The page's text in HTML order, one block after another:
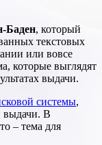
Баден, который
текстовых
или вовсе
которые выглядят
выдачи.
системы,
выдачи. В
– тема для